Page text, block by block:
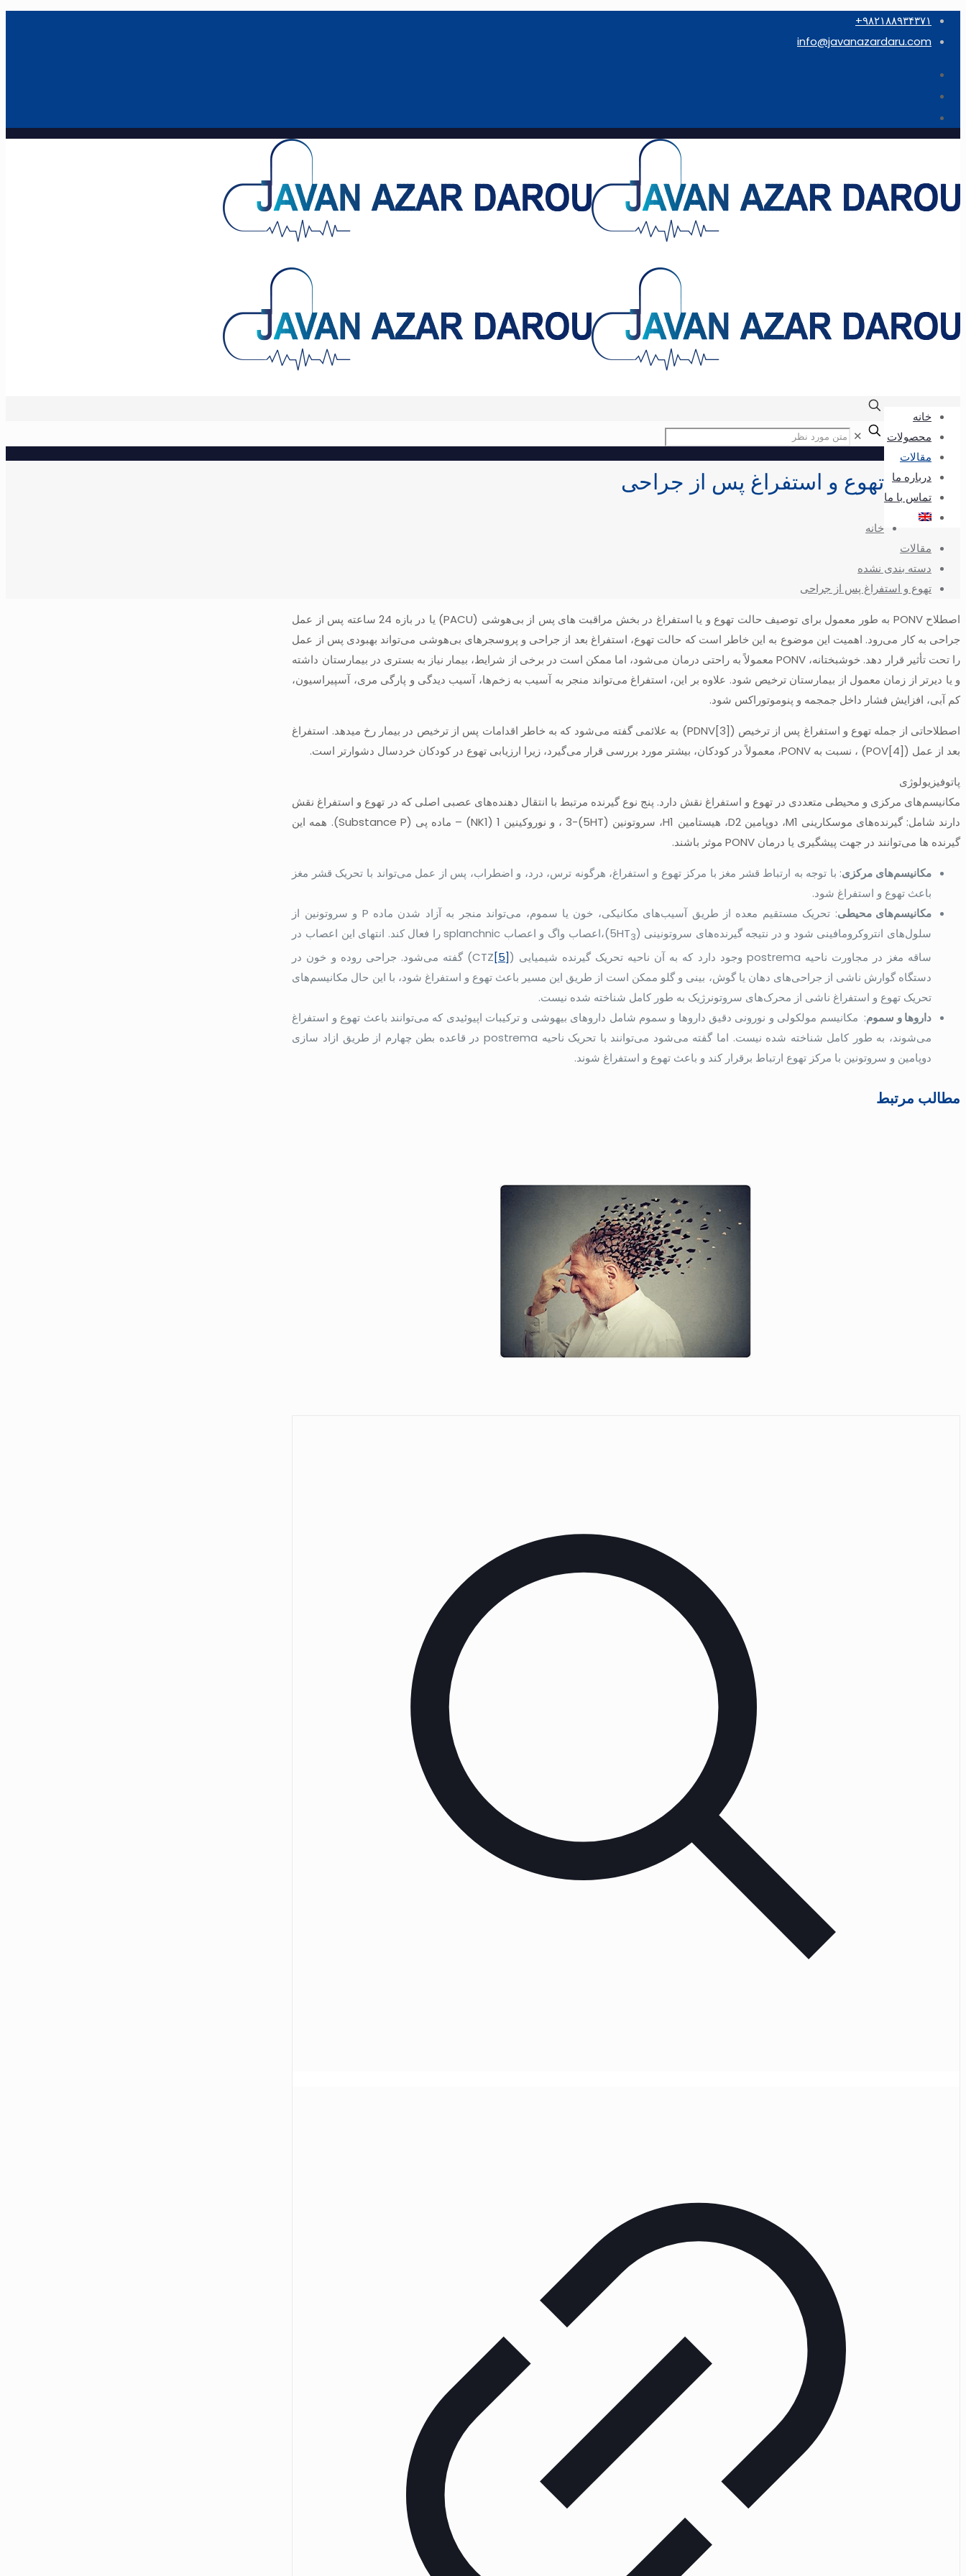
۹۸۲۱۸۸۹۳۴۳۷۱+
info@javanazardaru.com
خانه
محصولات
مقالات
درباره ما
تماس با ما
✕
تهوع و استفراغ پس از جراحی
خانه
مقالات
دسته بندی نشده
تهوع و استفراغ پس از جراحی
اصطلاح PONV به طور معمول برای توصیف حالت تهوع و یا استفراغ در بخش مراقبت های پس از بی‌هوشی (PACU) یا در بازه 24 ساعته پس از عمل
جراحی به کار می‌رود. اهمیت این موضوع به این خاطر است که حالت تهوع، استفراغ بعد از جراحی و پروسجرهای بی‌هوشی می‌تواند بهبودی پس از عمل
را تحت تأثیر قرار دهد. خوشبختانه، PONV معمولاً به راحتی درمان می‌شود، اما ممکن است در برخی از شرایط، بیمار نیاز به بستری در بیمارستان داشته
و یا دیرتر از زمان معمول از بیمارستان ترخیص شود. علاوه بر این، استفراغ می‌تواند منجر به آسیب به زخم‌ها، آسیب دیدگی و پارگی مری، آسپیراسیون،
کم آبی، افزایش فشار داخل جمجمه و پنوموتوراکس شود.
اصطلاحاتی از جمله تهوع و استفراغ پس از ترخیص (PDNV[3]) به علائمی گفته می‌شود که به خاطر اقدامات پس از ترخیص در بیمار رخ میدهد. استفراغ
بعد از عمل (POV[4]) ، نسبت به PONV، معمولاً در کودکان، بیشتر مورد بررسی قرار می‌گیرد، زیرا ارزیابی تهوع در کودکان خردسال دشوارتر است.
پاتوفیزیولوژی
مکانیسم‌های مرکزی و محیطی متعددی در تهوع و استفراغ نقش دارد. پنج نوع گیرنده مرتبط با انتقال دهنده‌های عصبی اصلی که در تهوع و استفراغ نقش
دارند شامل: گیرنده‌های موسکارینی M1، دوپامین D2، هیستامین H1، سروتونین (5HT)-3 ، و نوروکینین 1 (NK1) – ماده پی (Substance P). همه این
گیرنده ها می‌توانند در جهت پیشگیری یا درمان PONV موثر باشند.
مکانیسم‌های مرکزی: با توجه به ارتباط قشر مغز با مرکز تهوع و استفراغ، هرگونه ترس، درد، و اضطراب، پس از عمل می‌تواند با تحریک قشر مغز
باعث تهوع و استفراغ شود.
مکانیسم‌های محیطی: تحریک مستقیم معده از طریق آسیب‌های مکانیکی، خون یا سموم، می‌تواند منجر به آزاد شدن ماده P و سروتونین از
سلول‌های انتروکرومافینی ‌شود و در نتیجه گیرنده‌های سروتونینی ( 5HT3 )،اعصاب واگ و اعصاب splanchnicرا فعال کند. انتهای این اعصاب در
ساقه مغز در مجاورت ناحیه postrema وجود دارد که به آن ناحیه تحریک گیرنده شیمیایی ( CTZ[5]
) گفته می‌شود. جراحی روده و خون در
دستگاه گوارش ناشی از جراحی‌های دهان یا گوش، بینی و گلو ممکن است از طریق این مسیر باعث تهوع و استفراغ شود، با این حال مکانیسم‌های
تحریک تهوع و استفراغ ناشی از محرک‌های سروتونرژیک به طور کامل شناخته شده نیست.
داروها و سموم: مکانیسم مولکولی و نورونی دقیق داروها و سموم شامل داروهای بیهوشی و ترکیبات اپیوئیدی که می‌توانند باعث تهوع و استفراغ
می‌شوند، به طور کامل شناخته شده نیست. اما گفته می‌شود می‌توانند با تحریک ناحیه postrema در قاعده بطن چهارم از طریق ازاد سازی
دوپامین و سروتونین با مرکز تهوع ارتباط برقرار کند و باعث تهوع و استفراغ شوند.
مطالب مرتبط